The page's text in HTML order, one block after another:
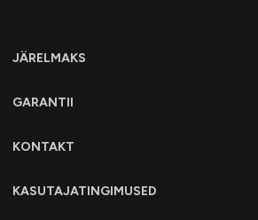
JÄRELMAKS
GARANTII
KONTAKT
KASUTAJATINGIMUSED